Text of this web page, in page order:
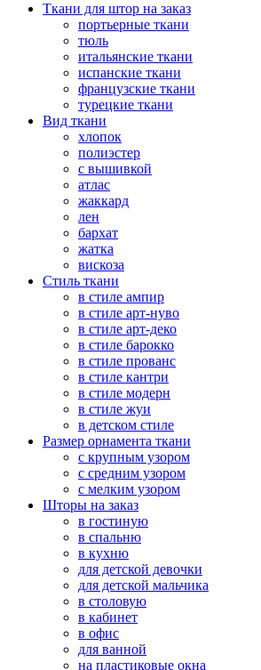
Ткани для штор на заказ
портьерные ткани
тюль
итальянские ткани
испанские ткани
французские ткани
турецкие ткани
Вид ткани
хлопок
полиэстер
с вышивкой
атлас
жаккард
лен
бархат
жатка
вискоза
Стиль ткани
в стиле ампир
в стиле арт-нуво
в стиле арт-деко
в стиле барокко
в стиле прованс
в стиле кантри
в стиле модерн
в стиле жуи
в детском стиле
Размер орнамента ткани
с крупным узором
с средним узором
с мелким узором
Шторы на заказ
в гостиную
в спальню
в кухню
для детской девочки
для детской мальчика
в столовую
в кабинет
в офис
для ванной
на пластиковые окна